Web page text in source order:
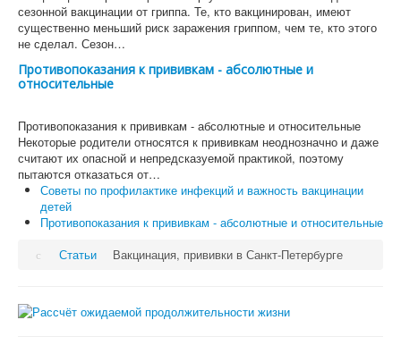
сезонной вакцинации от гриппа. Те, кто вакцинирован, имеют
существенно меньший риск заражения гриппом, чем те, кто этого
не сделал. Сезон…
Противопоказания к прививкам - абсолютные и
относительные
Противопоказания к прививкам - абсолютные и относительные
Некоторые родители относятся к прививкам неоднозначно и даже
считают их опасной и непредсказуемой практикой, поэтому
пытаются отказаться от…
Советы по профилактике инфекций и важность вакцинации
детей
Противопоказания к прививкам - абсолютные и относительные
Статьи
Вакцинация, прививки в Санкт-Петербурге